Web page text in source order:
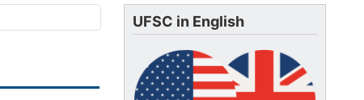
UFSC in English